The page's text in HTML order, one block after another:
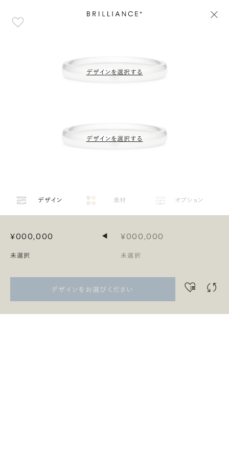
デザインを選択する
デザインを選択する
デザイン 素材 オプション
¥000,000
未選択
◀ ¥000,000
未選択
デザインをお選びください